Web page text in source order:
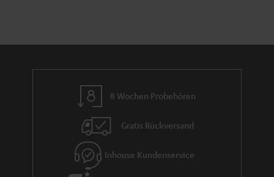
8 Wochen Probehören
Gratis Rückversand
Inhouse Kundenservice